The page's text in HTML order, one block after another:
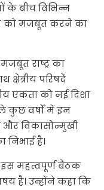
के बीच विभिन्न
को मजबूत करने का
राष्ट्र का
परिषदें
एकता को नई दिशा
कुछ वर्षों में इन
और विकासोन्मुखी
निभाई है।
इस महत्वपूर्ण बैठक
है। उन्होंने कहा कि